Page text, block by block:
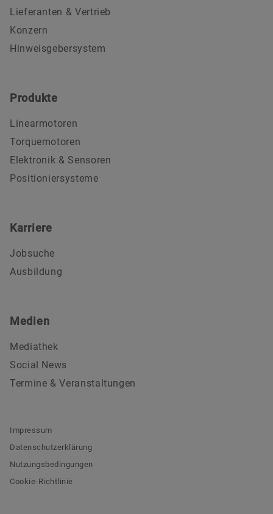
Lieferanten & Vertrieb
Konzern
Hinweisgebersystem
Produkte
Linearmotoren
Torquemotoren
Elektronik & Sensoren
Positioniersysteme
Karriere
Jobsuche
Ausbildung
Medien
Mediathek
Social News
Termine & Veranstaltungen
Impressum
Datenschutzerklärung
Nutzungsbedingungen
Cookie-Richtlinie